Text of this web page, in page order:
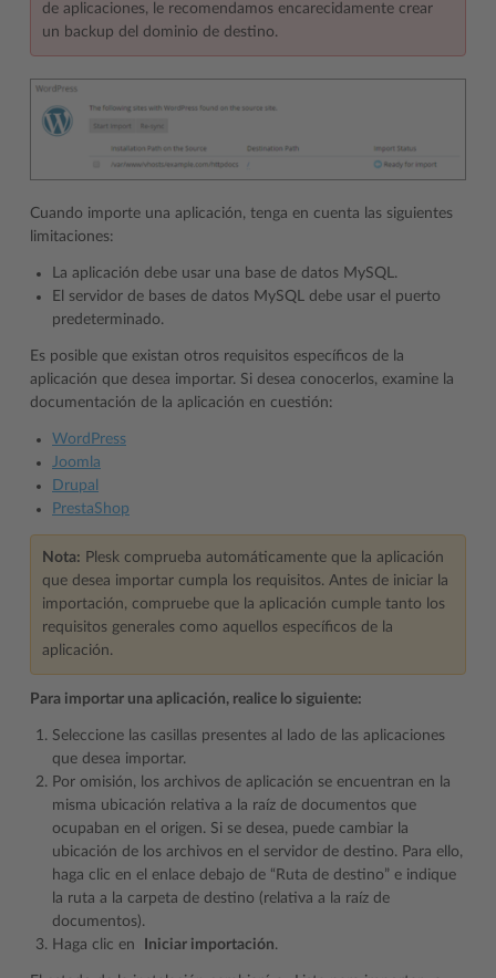
de aplicaciones, le recomendamos encarecidamente crear
un backup del dominio de destino.
Cuando importe una aplicación, tenga en cuenta las siguientes
limitaciones:
La aplicación debe usar una base de datos MySQL.
El servidor de bases de datos MySQL debe usar el puerto
predeterminado.
Es posible que existan otros requisitos específicos de la
aplicación que desea importar. Si desea conocerlos, examine la
documentación de la aplicación en cuestión:
WordPress
Joomla
Drupal
PrestaShop
Nota: Plesk comprueba automáticamente que la aplicación
que desea importar cumpla los requisitos. Antes de iniciar la
importación, compruebe que la aplicación cumple tanto los
requisitos generales como aquellos específicos de la
aplicación.
Para importar una aplicación, realice lo siguiente:
Seleccione las casillas presentes al lado de las aplicaciones
que desea importar.
Por omisión, los archivos de aplicación se encuentran en la
misma ubicación relativa a la raíz de documentos que
ocupaban en el origen. Si se desea, puede cambiar la
ubicación de los archivos en el servidor de destino. Para ello,
haga clic en el enlace debajo de “Ruta de destino” e indique
la ruta a la carpeta de destino (relativa a la raíz de
documentos).
Haga clic en
Iniciar importación.